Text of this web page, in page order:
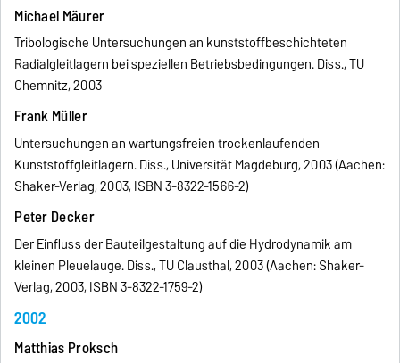
Michael Mäurer
Tribologische Untersuchungen an kunststoffbeschichteten
Radialgleitlagern bei speziellen Betriebsbedingungen. Diss., TU
Chemnitz, 2003
Frank Müller
Untersuchungen an wartungsfreien trockenlaufenden
Kunststoffgleitlagern. Diss., Universität Magdeburg, 2003 (Aachen:
Shaker-Verlag, 2003, ISBN 3-8322-1566-2)
Peter Decker
Der Einfluss der Bauteilgestaltung auf die Hydrodynamik am
kleinen Pleuelauge. Diss., TU Clausthal, 2003 (Aachen: Shaker-
Verlag, 2003, ISBN 3-8322-1759-2)
2002
Matthias Proksch